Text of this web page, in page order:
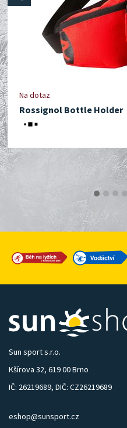
Na dotaz
Rossignol Bottle Holder
prev
Sun sport s.r.o.
Kšírova 32, 619 00 Brno
IČ: 26219689, DIČ: CZ26219689
eshop@sunsport.cz